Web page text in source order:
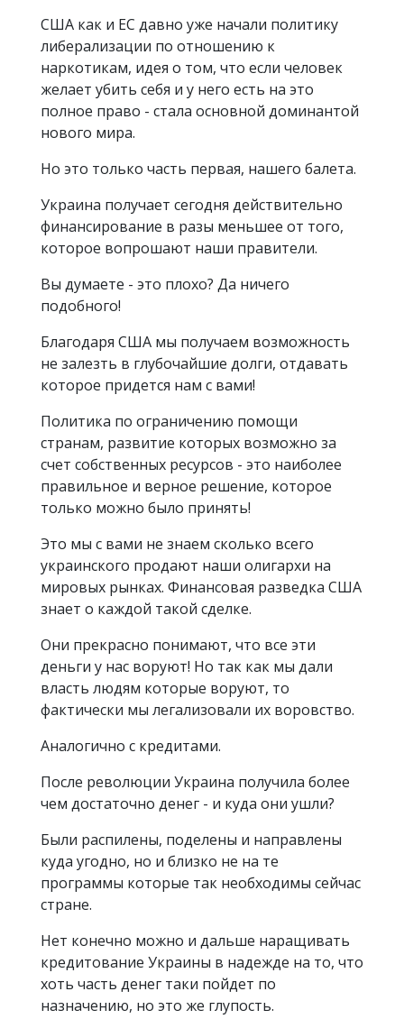
США как и ЕС давно уже начали политику
либерализации по отношению к
наркотикам, идея о том, что если человек
желает убить себя и у него есть на это
полное право - стала основной доминантой
нового мира.
Но это только часть первая, нашего балета.
Украина получает сегодня действительно
финансирование в разы меньшее от того,
которое вопрошают наши правители.
Вы думаете - это плохо? Да ничего
подобного!
Благодаря США мы получаем возможность
не залезть в глубочайшие долги, отдавать
которое придется нам с вами!
Политика по ограничению помощи
странам, развитие которых возможно за
счет собственных ресурсов - это наиболее
правильное и верное решение, которое
только можно было принять!
Это мы с вами не знаем сколько всего
украинского продают наши олигархи на
мировых рынках. Финансовая разведка США
знает о каждой такой сделке.
Они прекрасно понимают, что все эти
деньги у нас воруют! Но так как мы дали
власть людям которые воруют, то
фактически мы легализовали их воровство.
Аналогично с кредитами.
После революции Украина получила более
чем достаточно денег - и куда они ушли?
Были распилены, поделены и направлены
куда угодно, но и близко не на те
программы которые так необходимы сейчас
стране.
Нет конечно можно и дальше наращивать
кредитование Украины в надежде на то, что
хоть часть денег таки пойдет по
назначению, но это же глупость.